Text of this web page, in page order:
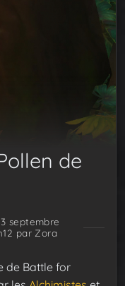
de
septembre
par Zora
de Battle for